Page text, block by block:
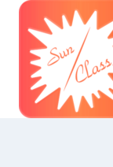
Skip
content